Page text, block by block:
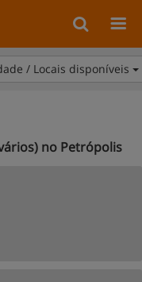
/ Locais disponíveis
no Petrópolis